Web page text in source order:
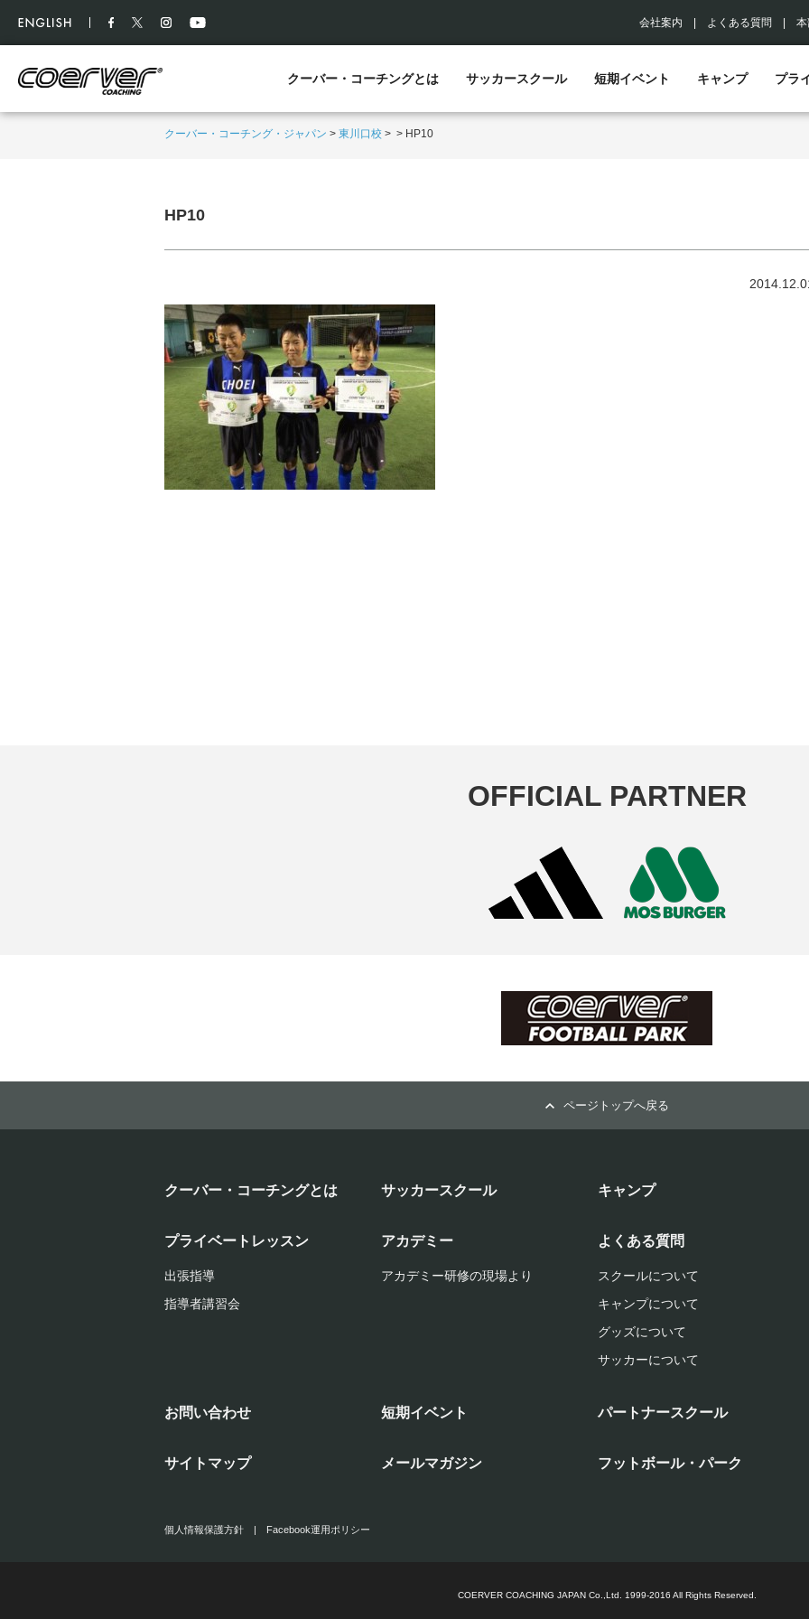
会社案内 よくある質問
クーバー・コーチングとは サッカースクール 短期イベント キャンプ プラ
クーバー・コーチング・ジャパン > 東川口校 > > HP10
HP10
OFFICIAL PARTNER
ページトップへ戻る
クーバー・コーチングとは サッカースクール キャンプ
プライベートレッスン
出張指導
指導者講習会
アカデミー
アカデミー研修の現場より
よくある質問
スクールについて
キャンプについて
グッズについて
サッカーについて
お問い合わせ 短期イベント パートナースクール
サイトマップ メールマガジン フットボール・パーク
個人情報保護方針 | Facebook運用ポリシー
COERVER COACHING JAPAN Co.,Ltd. 1999-2016 All Rights Reserved.